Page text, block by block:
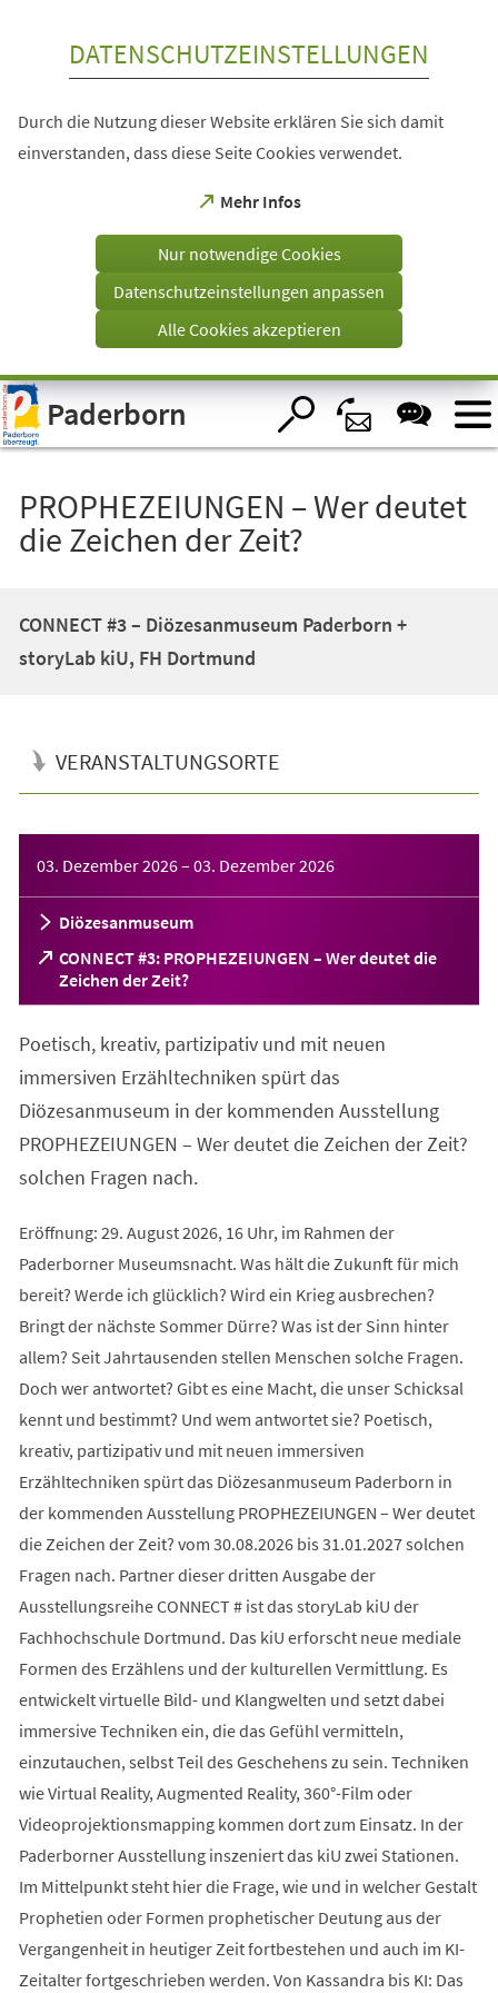
Visuelle
Assistenzsoftware
öffnen.
DATENSCHUTZEINSTELLUNGEN
Durch die Nutzung dieser Website erklären Sie sich damit
einverstanden, dass diese Seite Cookies verwendet.
Mehr Infos
(Öffnet
einem
Tab)
Nur notwendige Cookies
Datenschutzeinstellungen anpassen
Alle Cookies akzeptieren
Paderborn
PROPHEZEIUNGEN – Wer deutet
die Zeichen der Zeit?
CONNECT #3 – Diözesanmuseum Paderborn +
storyLab kiU, FH Dortmund
VERANSTALTUNGSORTE
03. Dezember 2026– 03. Dezember 2026
Diözesanmuseum
CONNECT #3: PROPHEZEIUNGEN – Wer deutet die
Zeichen der Zeit?
(Öffnet
in
neuen
Poetisch, kreativ, partizipativ und mit neuen
immersiven Erzähltechniken spürt das
Diözesanmuseum in der kommenden Ausstellung
PROPHEZEIUNGEN – Wer deutet die Zeichen der Zeit?
solchen Fragen nach.
Eröffnung: 29. August 2026, 16 Uhr, im Rahmen der
Paderborner Museumsnacht. Was hält die Zukunft für mich
bereit? Werde ich glücklich? Wird ein Krieg ausbrechen?
Bringt der nächste Sommer Dürre? Was ist der Sinn hinter
allem? Seit Jahrtausenden stellen Menschen solche Fragen.
Doch wer antwortet? Gibt es eine Macht, die unser Schicksal
kennt und bestimmt? Und wem antwortet sie? Poetisch,
kreativ, partizipativ und mit neuen immersiven
Erzähltechniken spürt das Diözesanmuseum Paderborn in
der kommenden Ausstellung PROPHEZEIUNGEN – Wer deutet
die Zeichen der Zeit? vom 30.08.2026 bis 31.01.2027 solchen
Fragen nach. Partner dieser dritten Ausgabe der
Ausstellungsreihe CONNECT # ist das storyLab kiU der
Fachhochschule Dortmund. Das kiU erforscht neue mediale
Formen des Erzählens und der kulturellen Vermittlung. Es
entwickelt virtuelle Bild- und Klangwelten und setzt dabei
immersive Techniken ein, die das Gefühl vermitteln,
einzutauchen, selbst Teil des Geschehens zu sein. Techniken
wie Virtual Reality, Augmented Reality, 360°-Film oder
Videoprojektionsmapping kommen dort zum Einsatz. In der
Paderborner Ausstellung inszeniert das kiU zwei Stationen.
Im Mittelpunkt steht hier die Frage, wie und in welcher Gestalt
Prophetien oder Formen prophetischer Deutung aus der
Vergangenheit in heutiger Zeit fortbestehen und auch im KI-
Zeitalter fortgeschrieben werden. Von Kassandra bis KI: Das